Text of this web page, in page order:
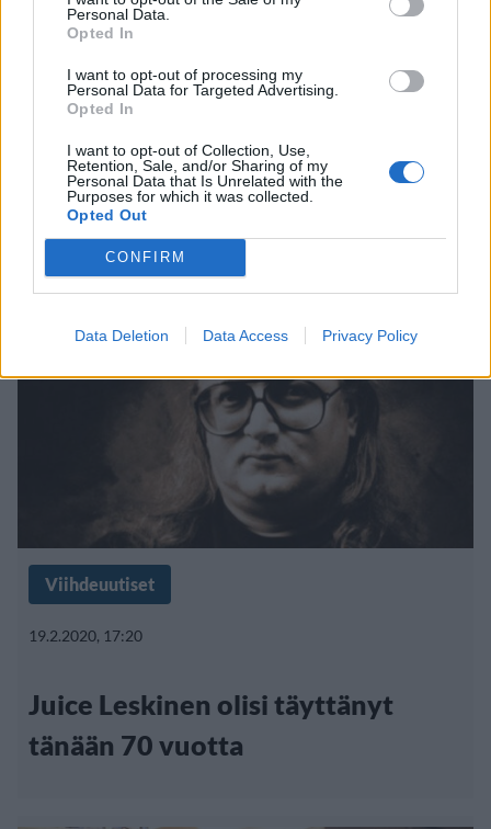
Personal Data.
Opted In
I want to opt-out of processing my
Personal Data for Targeted Advertising.
Opted In
I want to opt-out of Collection, Use,
Retention, Sale, and/or Sharing of my
Personal Data that Is Unrelated with the
Purposes for which it was collected.
Opted Out
CONFIRM
Data Deletion Data Access Privacy Policy
Viihdeuutiset
26.11.2021, 5:00
Juice Leskisen Räkä ja Roiskis -
lastenkirjoista tehdään elokuva
Viihdeuutiset
19.2.2020, 17:20
Juice Leskinen olisi täyttänyt
tänään 70 vuotta